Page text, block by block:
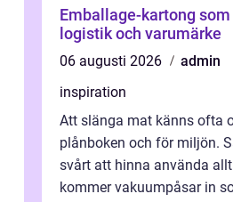
Emballage-kartong
logistik och varumärke
06 augusti 2026
admin
inspiration
Att slänga mat känns ofta
plånboken och för miljön.
svårt att hinna använda
kommer vakuumpåsar in